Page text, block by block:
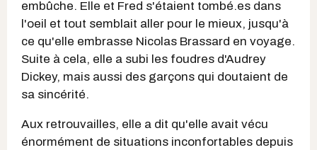
embûche. Elle et Fred s'étaient tombé.es dans
l'oeil et tout semblait aller pour le mieux, jusqu'à
ce qu'elle embrasse Nicolas Brassard en voyage.
Suite à cela, elle a subi les foudres d'Audrey
Dickey, mais aussi des garçons qui doutaient de
sa sincérité.
Aux retrouvailles, elle a dit qu'elle avait vécu
énormément de situations inconfortables depuis